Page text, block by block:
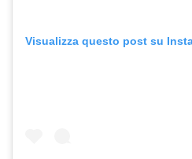
Visualizza questo post su